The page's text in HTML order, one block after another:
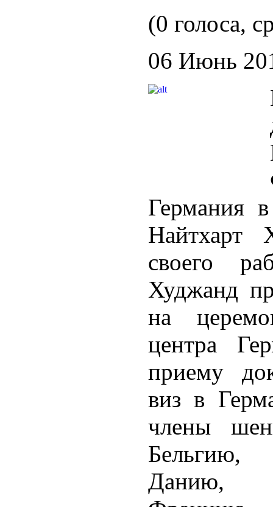
(0 голоса,
06 Июнь
Германия
Найтхарт
своего
Худжанд
на
центра
приему
виз в
члены
Бельгию,
Данию,